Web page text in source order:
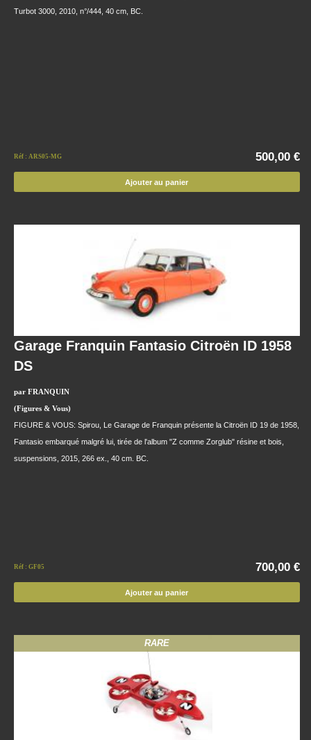
Turbot 3000, 2010, n°/444, 40 cm, BC.
Réf : ARS05-MG 500,00 €
Ajouter au panier
Garage Franquin Fantasio Citroën ID 1958
DS
par FRANQUIN
(Figures & Vous)
FIGURE & VOUS: Spirou, Le Garage de Franquin présente la Citroën ID 19 de 1958,
Fantasio embarqué malgré lui, tirée de l'album "Z comme Zorglub" résine et bois,
suspensions, 2015, 266 ex., 40 cm. BC.
Réf : GF05 700,00 €
Ajouter au panier
RARE